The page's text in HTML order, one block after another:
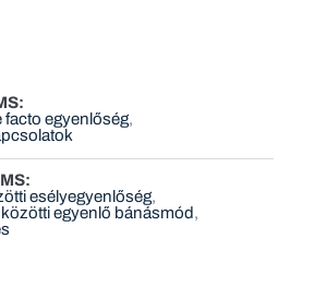
facto egyenlőség
esélyegyenlőség
közötti egyenlő bánásmód